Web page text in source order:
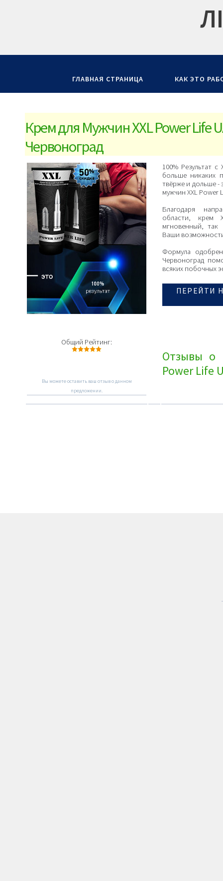
ГЛАВНАЯ СТРАНИЦА КАК ЭТО
Крем для Мужчин XXL Power Life
Червоноград
Общий Рейтинг:
Вы можете оставить ваш отзыв о данном
предложении.
100% Результат
больше никаких
твёрже и дольше -
мужчин XXL Power
Благодаря
области, крем
мгновенный,
Ваши
Формула
Червоноград
всяких побочных
ПЕРЕЙТИ
Отзывы о
Power Life